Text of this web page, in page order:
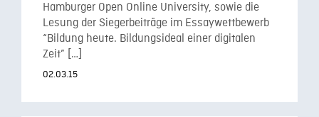
Hamburger Open Online University, sowie die
Lesung der Siegerbeiträge im Essaywettbewerb
“Bildung heute. Bildungsideal einer digitalen
Zeit” […]
02.03.15